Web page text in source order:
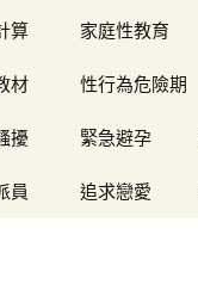
算 家庭性教育
材 性行為危險期
擾 緊急避孕
員 追求戀愛